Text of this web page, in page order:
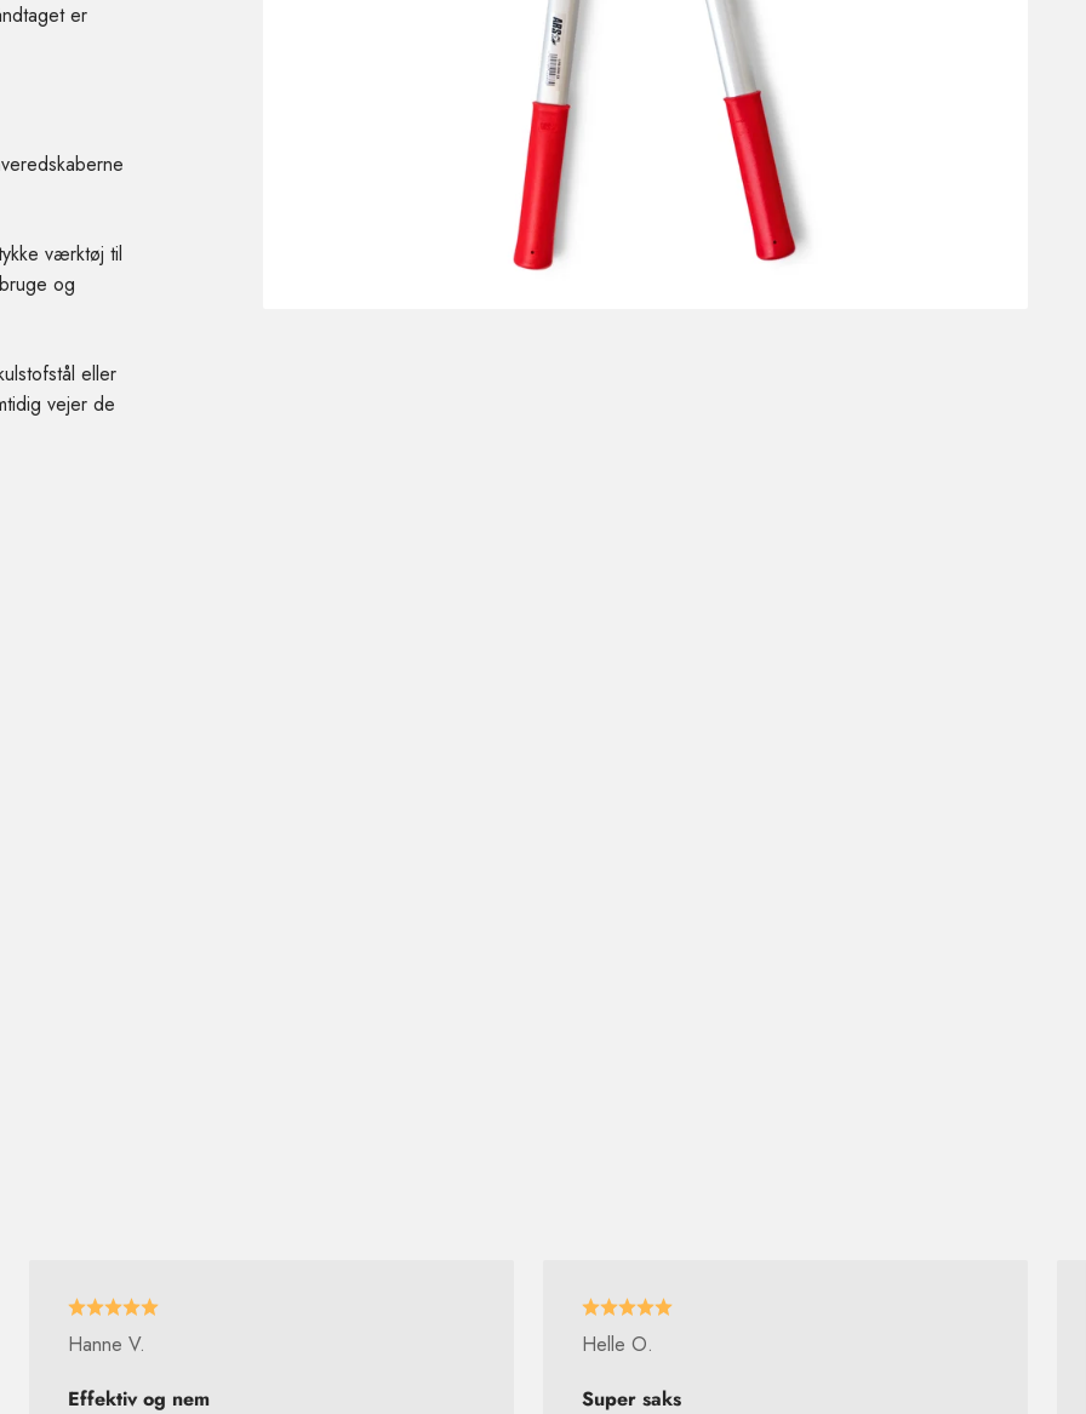
er
værktøj til
og
eller
vejer de
Hanne V.
Effektiv og nem
Helle O.
Super saks